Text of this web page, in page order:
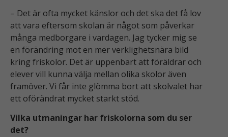
– Det är ofta mycket känslor och det ska det få lov
att vara eftersom skolan är något som påverkar
många medborgare i vardagen. Jag tycker mig se
en förändring mot en mer verklighetsnära bild
kring friskolor. Det är uppenbart att föräldrar och
elever vill kunna välja mellan olika skolor även
framöver. Vi får inte glömma bort att skolvalet har
ett oförändrat mycket starkt stöd.
Vilka utmaningar har friskolorna som du ser
det?